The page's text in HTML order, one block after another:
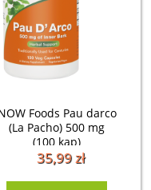
Foods Pau darco
(La Pacho) 500 mg
(100 kap)
35,99 zł